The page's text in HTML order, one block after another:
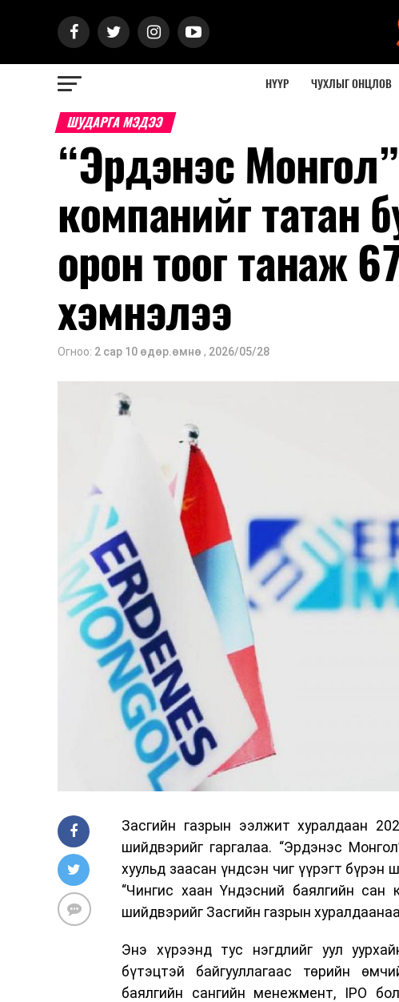
НҮҮР ЧУХЛЫГ ОНЦЛОВ
ШУДАРГА МЭДЭЭ
“Эрдэнэс
компанийг татан
орон тоог танаж
хэмнэлээ
Огноо: 2 сар 10 өдөр.өмнө , 2026/05/28
Засгийн газрын ээлжит хуралдаан
шийдвэрийг гаргалаа. “Эрдэнэс
хуульд заасан үндсэн чиг үүрэгт
“Чингис хаан Үндэсний баялгийн сан
шийдвэрийг Засгийн газрын
Энэ хүрээнд тус нэгдлийг уул
бүтэцтэй байгууллагаас төрийн
баялгийн сангийн менежмент, IPO